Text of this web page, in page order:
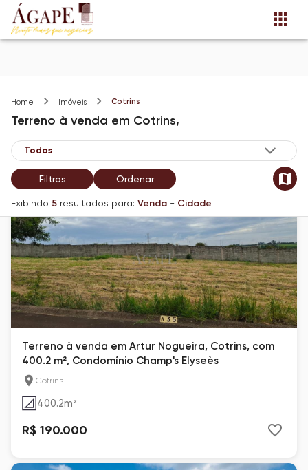
Home Imóveis Cotrins
Terreno à venda em Cotrins,
Filtros Ordenar
Exibindo 5 resultados para: Venda - Cidade
Terreno à venda em Artur Nogueira, Cotrins, com
400.2 m², Condomínio Champ's Elyseès
Cotrins
400.2m²
R$ 190.000